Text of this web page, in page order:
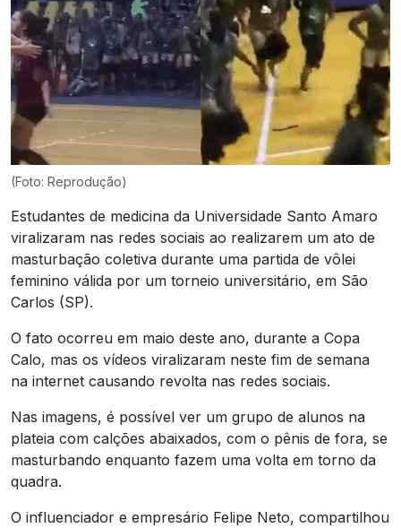
(Foto: Reprodução)
Estudantes de medicina da Universidade Santo Amaro
viralizaram nas redes sociais ao realizarem um ato de
masturbação coletiva durante uma partida de vôlei
feminino válida por um torneio universitário, em São
Carlos (SP).
O fato ocorreu em maio deste ano, durante a Copa
Calo, mas os vídeos viralizaram neste fim de semana
na internet causando revolta nas redes sociais.
Nas imagens, é possível ver um grupo de alunos na
plateia com calções abaixados, com o pênis de fora, se
masturbando enquanto fazem uma volta em torno da
quadra.
O influenciador e empresário Felipe Neto, compartilhou